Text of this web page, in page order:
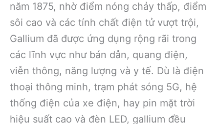
năm 1875, nhờ điểm nóng chảy thấp, điểm
sôi cao và các tính chất điện tử vượt trội,
Gallium đã được ứng dụng rộng rãi trong
các lĩnh vực như bán dẫn, quang điện,
viễn thông, năng lượng và y tế. Dù là điện
thoại thông minh, trạm phát sóng 5G, hệ
thống điện của xe điện, hay pin mặt trời
hiệu suất cao và đèn LED, gallium đều